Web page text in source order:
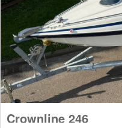
Crownline 246